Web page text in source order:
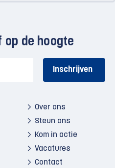
op de hoogte
Over ons
Steun ons
Kom in actie
Vacatures
Contact